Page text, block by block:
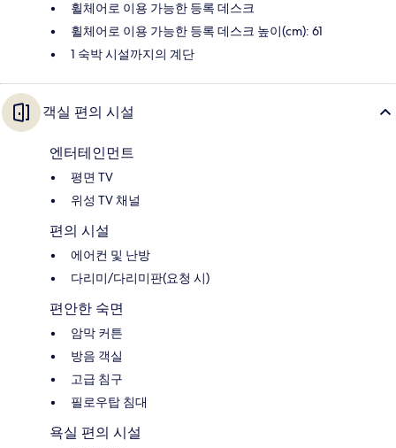
휠체어로 이용 가능한 등록 데스크
휠체어로 이용 가능한 등록 데스크 높이(cm): 61
1 숙박 시설까지의 계단
객실 편의 시설
엔터테인먼트
평면 TV
위성 TV 채널
편의 시설
에어컨 및 난방
다리미/다리미판(요청 시)
편안한 숙면
암막 커튼
방음 객실
고급 침구
필로우탑 침대
욕실 편의 시설